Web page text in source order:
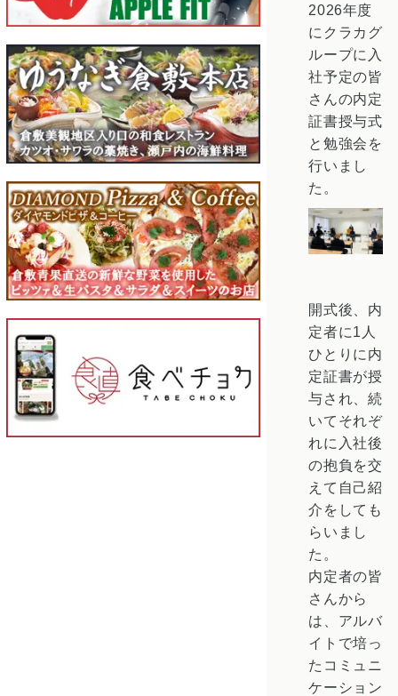
2026年度
にクラカグ
ループに入
社予定の皆
さんの内定
証書授与式
と勉強会を
行いまし
た。
開式後、内
定者に1人
ひとりに内
定証書が授
与され、続
いてそれぞ
れに入社後
の抱負を交
えて自己紹
介をしても
らいまし
た。
内定者の皆
さんから
は、アルバ
イトで培っ
たコミュニ
ケーション